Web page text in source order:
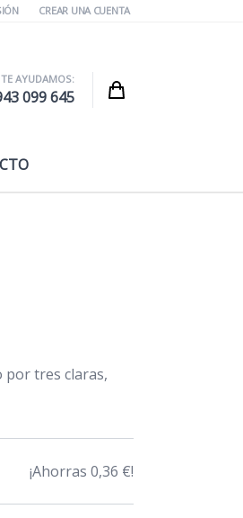
CREAR UNA CUENTA
TE AYUDAMOS:
099 645 Cart
por tres claras,
¡Ahorras 0,36 €!